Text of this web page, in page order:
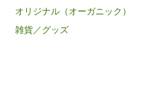
オリジナル（オーガニック）
雑貨／グッズ